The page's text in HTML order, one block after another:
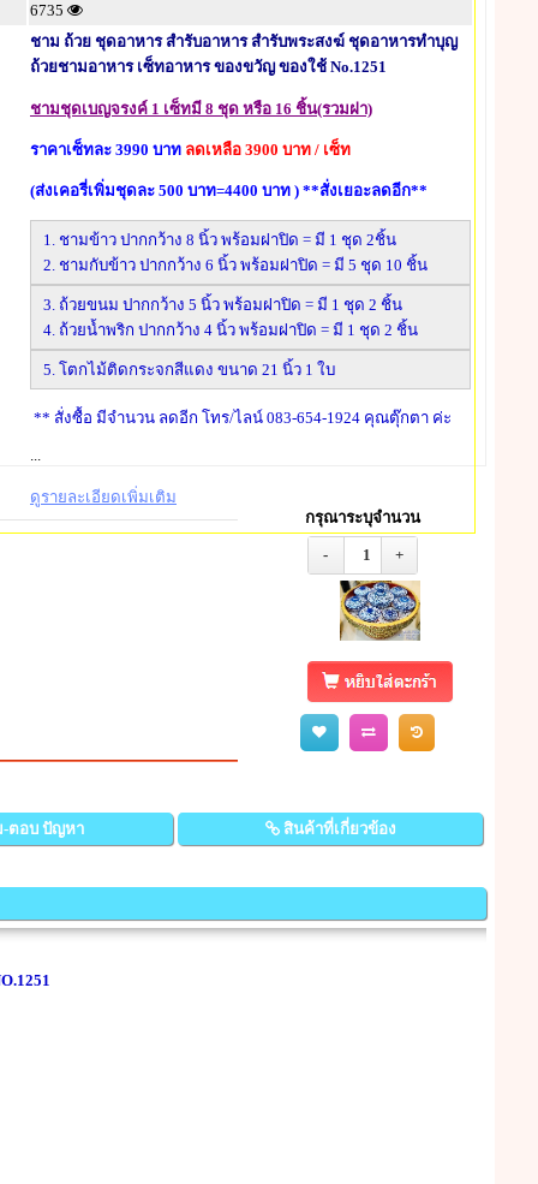
6735
ชาม ถ้วย ชุดอาหาร สำรับอาหาร สำรับพระสงฆ์ ชุดอาหารทำบุญ
ถ้วยชามอาหาร เซ็ทอาหาร ของขวัญ ของใช้ No.1251
ชามชุดเบญจรงค์ 1 เซ็ทมี 8 ชุด หรือ 16 ชิ้น(รวมฝา)
ราคาเซ็ทละ 3990 บาท ลดเหลือ 3900 บาท / เซ็ท
(ส่งเคอรี่เพิ่มชุดละ 500 บาท=4400 บาท ) **สั่งเยอะลดอีก**
1. ชามข้าว ปากกว้าง 8 นิ้ว พร้อมฝาปิด = มี 1 ชุด 2ชิ้น
2. ชามกับข้าว ปากกว้าง 6 นิ้ว พร้อมฝาปิด = มี 5 ชุด 10 ชิ้น
3. ถ้วยขนม ปากกว้าง 5 นิ้ว พร้อมฝาปิด = มี 1 ชุด 2 ชิ้น
4. ถ้วยน้ำพริก ปากกว้าง 4 นิ้ว พร้อมฝาปิด = มี 1 ชุด 2 ชิ้น
5. โตกไม้ติดกระจกสีแดง ขนาด 21 นิ้ว 1 ใบ
** สั่งซื้อ มีจำนวน ลดอีก โทร/ไลน์ 083-654-1924 คุณตุ๊กตา ค่ะ
...
ดูรายละเอียดเพิ่มเติม
กรุณาระบุจำนวน
- 1 +
-ตอบ ปัญหา สินค้าที่เกี่ยวข้อง